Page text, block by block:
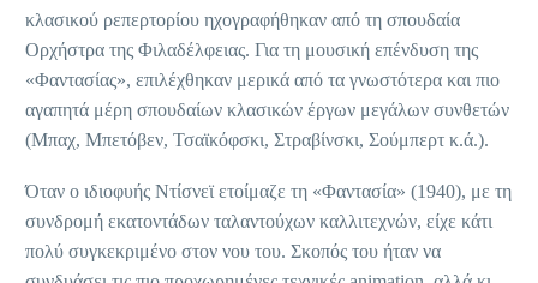
κλασικού ρεπερτορίου ηχογραφήθηκαν από τη σπουδαία
Ορχήστρα της Φιλαδέλφειας. Για τη μουσική επένδυση της
«Φαντασίας», επιλέχθηκαν μερικά από τα γνωστότερα και πιο
αγαπητά μέρη σπουδαίων κλασικών έργων μεγάλων συνθετών
(Μπαχ, Μπετόβεν, Τσαϊκόφσκι, Στραβίνσκι, Σούμπερτ κ.ά.).
Όταν ο ιδιοφυής Ντίσνεϊ ετοίμαζε τη «Φαντασία» (1940), με τη
συνδρομή εκατοντάδων ταλαντούχων καλλιτεχνών, είχε κάτι
πολύ συγκεκριμένο στον νου του. Σκοπός του ήταν να